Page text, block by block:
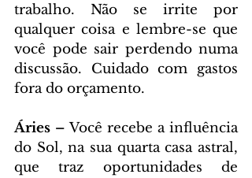
trabalho. Não se irrite por
qualquer coisa e lembre-se que
você pode sair perdendo numa
discussão. Cuidado com gastos
fora do orçamento.
Áries – Você recebe a influência
do Sol, na sua quarta casa astral,
que traz oportunidades de